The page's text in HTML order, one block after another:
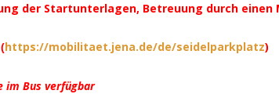
der Startunterlagen, Betreuung durch
(https://mobilitaet.jena.de/de/seidelparkplatz)
im Bus verfügbar